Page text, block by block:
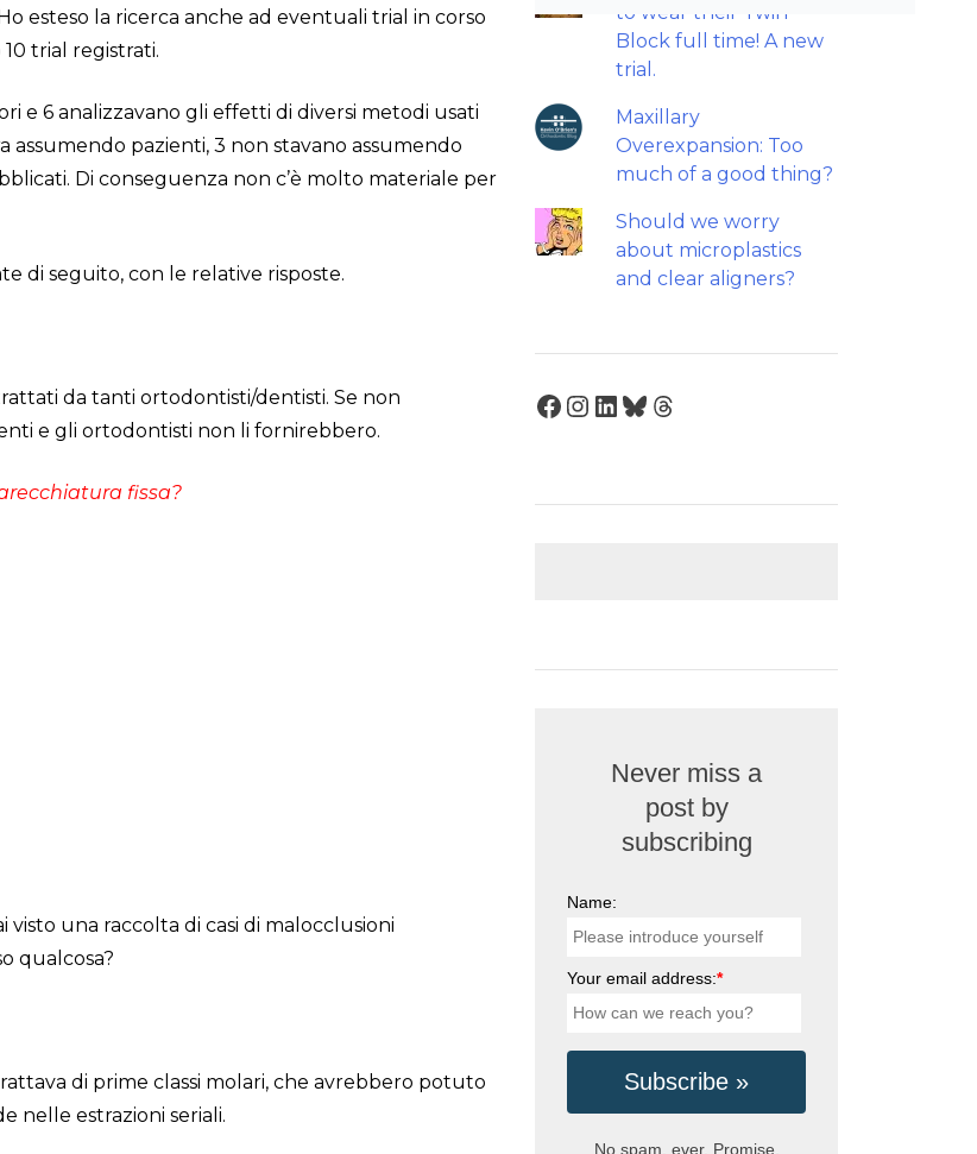
esteso la ricerca anche ad eventuali trial in corso
trial registrati.
e 6 analizzavano gli effetti di diversi metodi usati
assumendo pazienti, 3 non stavano assumendo
Di conseguenza non c’è molto materiale per
di seguito, con le relative risposte.
da tanti ortodontisti/dentisti. Se non
e gli ortodontisti non li fornirebbero.
fissa?
una raccolta di casi di malocclusioni
qualcosa?
di prime classi molari, che avrebbero potuto
nelle estrazioni seriali.
to wear their Twin
Block full time! A new
trial.
Maxillary
Overexpansion: Too
much of a good thing?
Should we worry
about microplastics
and clear aligners?
Facebook
Instagram
LinkedIn
Bluesky
Threads
Never miss a
post by
subscribing
Name:
Your email address:*
No spam, ever. Promise.